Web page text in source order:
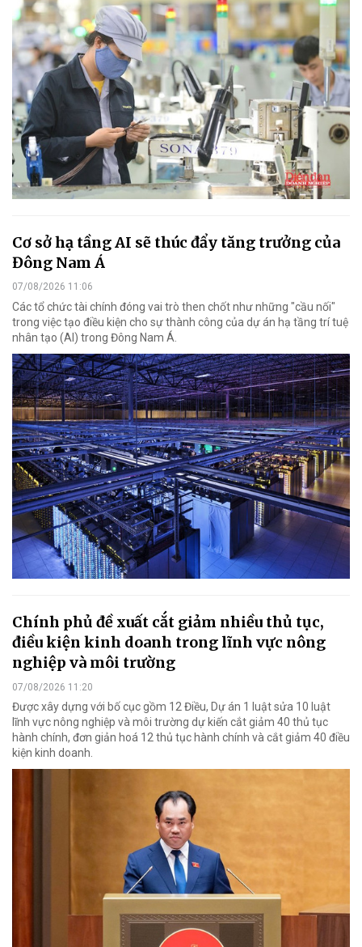
Cơ sở hạ tầng AI sẽ thúc đẩy tăng trưởng của
Đông Nam Á
07/08/2026 11:06
Các tổ chức tài chính đóng vai trò then chốt như những "cầu nối"
trong việc tạo điều kiện cho sự thành công của dự án hạ tầng trí tuệ
nhân tạo (AI) trong Đông Nam Á.
Chính phủ đề xuất cắt giảm nhiều thủ tục,
điều kiện kinh doanh trong lĩnh vực nông
nghiệp và môi trường
07/08/2026 11:20
Được xây dựng với bố cục gồm 12 Điều, Dự án 1 luật sửa 10 luật
lĩnh vực nông nghiệp và môi trường dự kiến cắt giảm 40 thủ tục
hành chính, đơn giản hoá 12 thủ tục hành chính và cắt giảm 40 điều
kiện kinh doanh.